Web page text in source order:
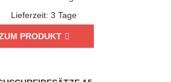
Lieferzeit: 3 Tage
PRODUKT